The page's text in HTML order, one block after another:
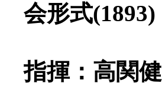
会形式(1893)
指揮：高関健